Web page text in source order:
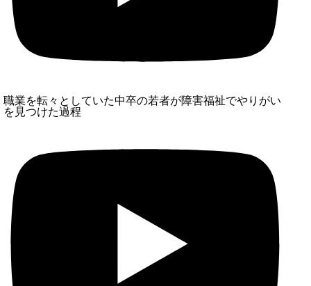
職業を転々としていた中卒の若者が障害福祉でやりがい
を見つけた過程